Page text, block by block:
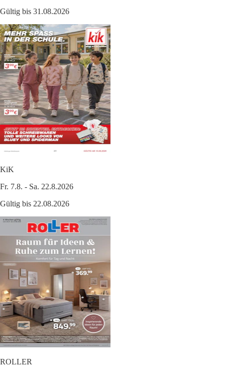
Gültig bis 31.08.2026
KiK
Fr. 7.8. - Sa. 22.8.2026
Gültig bis 22.08.2026
ROLLER